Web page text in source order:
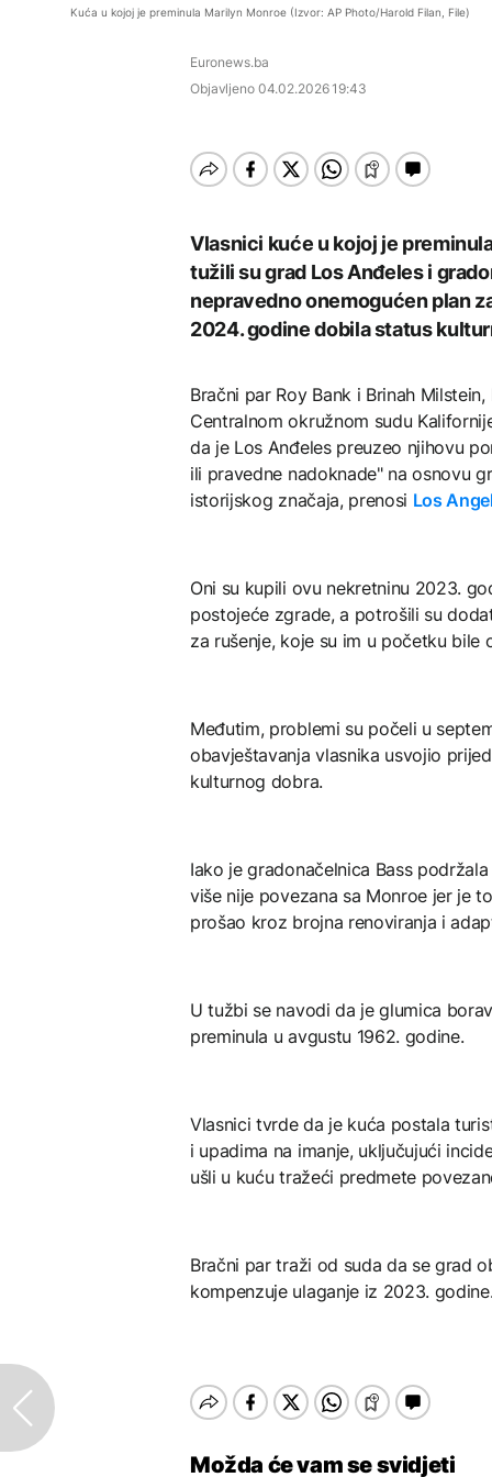
RS
Nuklearka Krško
visokih temperatura
Save
EVROPA
graničnim prelazima u
EU: Koja je svrha EES
sistema ako se isključuje
Skočile cijene nafte na
svjetskom tržištu, hoće li
se to odraziti na BiH
Istorijska presuda protiv
Mete, zbog ugrožavanja
miliona dolara
KULTURA
Rat i pijesak prijete
ZANIMLJIVOSTI
albumu
Kuća u kojoj je preminula Marilyn Monroe (Izvor: AP Photo/Harold Filan, File)
Euronews.ba
Objavljeno 04.02.2026 19:43
Vlasnici kuće u kojoj je
tužili su grad Los Anđeles i
nepravedno onemogućen plan
2024. godine dobila status
Bračni par Roy Bank i Brinah
Centralnom okružnom sudu
da je Los Anđeles preuzeo njihovu
ili pravedne nadoknade" na osnovu
istorijskog značaja, prenosi Los
Oni su kupili ovu nekretninu 2023.
postojeće zgrade, a potrošili su
za rušenje, koje su im u početku bile
Međutim, problemi su počeli u
obavještavanja vlasnika usvojio
kulturnog dobra.
Iako je gradonačelnica Bass
više nije povezana sa Monroe jer je
prošao kroz brojna renoviranja i
U tužbi se navodi da je glumica
preminula u avgustu 1962. godine.
Vlasnici tvrde da je kuća postala
i upadima na imanje, uključujući
ušli u kuću tražeći predmete
Bračni par traži od suda da se grad
kompenzuje ulaganje iz 2023. godine.
Možda će vam se svidjeti